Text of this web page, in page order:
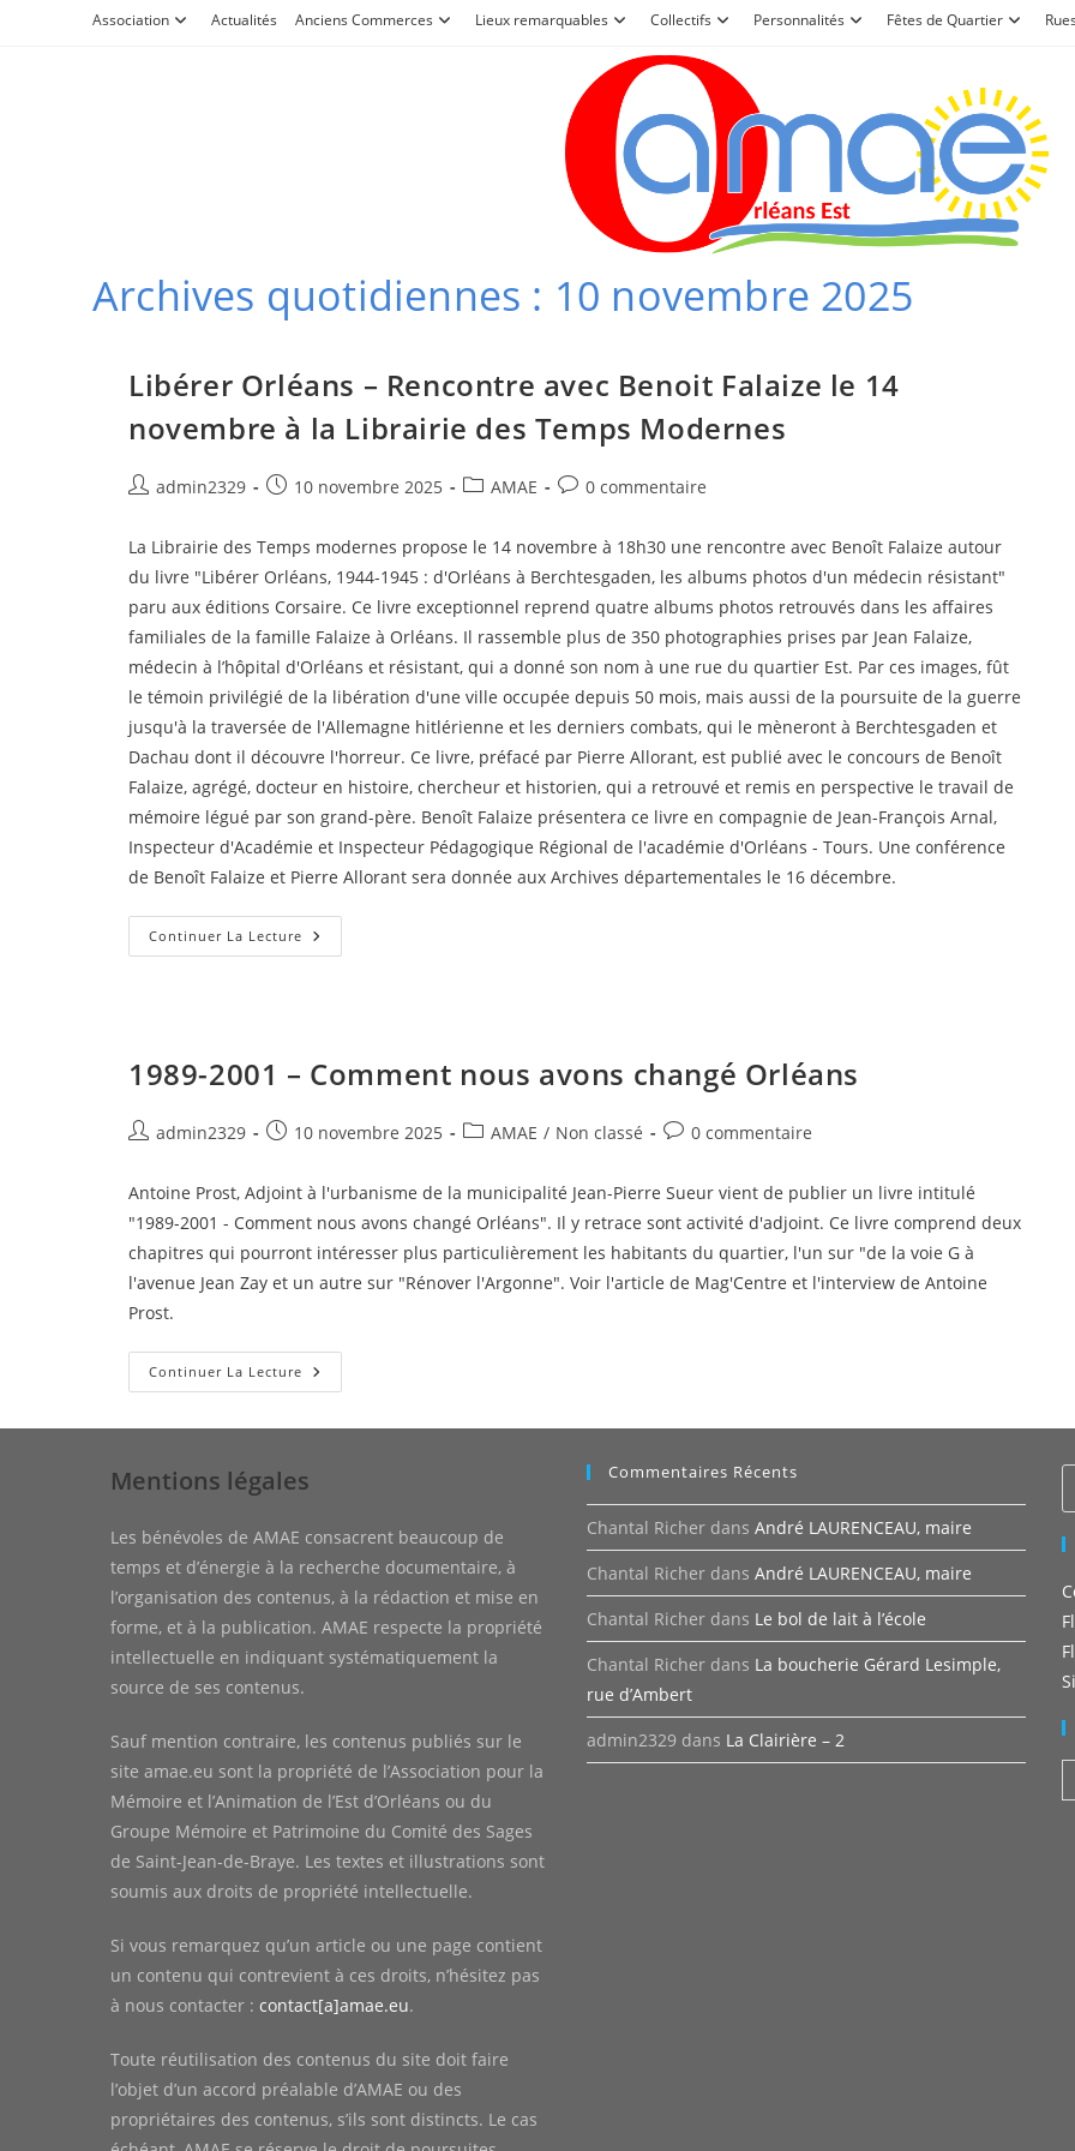
Association Actualités Anciens Commerces Lieux remarquables Collectifs Personnalités Fêtes de Quartier Rues
Archives quotidiennes : 10 novembre 2025
Libérer Orléans – Rencontre avec Benoit Falaize le 14
novembre à la Librairie des Temps Modernes
Auteur/autrice
la
admin2329
Publication
10 novembre 2025
PostAMAE
Commentaires
0 commentaire
La Librairie des Temps modernes propose le 14 novembre à 18h30 une rencontre avec Benoît Falaize autour
du livre "Libérer Orléans, 1944-1945 : d'Orléans à Berchtesgaden, les albums photos d'un médecin résistant"
paru aux éditions Corsaire. Ce livre exceptionnel reprend quatre albums photos retrouvés dans les affaires
familiales de la famille Falaize à Orléans. Il rassemble plus de 350 photographies prises par Jean Falaize,
médecin à l’hôpital d'Orléans et résistant, qui a donné son nom à une rue du quartier Est. Par ces images, fût
le témoin privilégié de la libération d'une ville occupée depuis 50 mois, mais aussi de la poursuite de la guerre
jusqu'à la traversée de l'Allemagne hitlérienne et les derniers combats, qui le mèneront à Berchtesgaden et
Dachau dont il découvre l'horreur. Ce livre, préfacé par Pierre Allorant, est publié avec le concours de Benoît
Falaize, agrégé, docteur en histoire, chercheur et historien, qui a retrouvé et remis en perspective le travail de
mémoire légué par son grand-père. Benoît Falaize présentera ce livre en compagnie de Jean-François Arnal,
Inspecteur d'Académie et Inspecteur Pédagogique Régional de l'académie d'Orléans - Tours. Une conférence
de Benoît Falaize et Pierre Allorant sera donnée aux Archives départementales le 16 décembre.
Continuer La Lecture Libérer
Orléans
14
Novembre
Librairie
Modernes
1989-2001 – Comment nous avons changé Orléans
Auteur/autrice
la
admin2329
Publication
10 novembre 2025
PostAMAE / Non classé
Commentaires
la
0 commentaire
Antoine Prost, Adjoint à l'urbanisme de la municipalité Jean-Pierre Sueur vient de publier un livre intitulé
"1989-2001 - Comment nous avons changé Orléans". Il y retrace sont activité d'adjoint. Ce livre comprend deux
chapitres qui pourront intéresser plus particulièrement les habitants du quartier, l'un sur "de la voie G à
l'avenue Jean Zay et un autre sur "Rénover l'Argonne". Voir l'article de Mag'Centre et l'interview de Antoine
Prost.
Continuer La Lecture 1989-
2001
Changé
Orléans
Mentions légales
Les bénévoles de AMAE consacrent beaucoup de
temps et d’énergie à la recherche documentaire, à
l’organisation des contenus, à la rédaction et mise en
forme, et à la publication. AMAE respecte la propriété
intellectuelle en indiquant systématiquement la
source de ses contenus.
Sauf mention contraire, les contenus publiés sur le
site amae.eu sont la propriété de l’Association pour la
Mémoire et l’Animation de l’Est d’Orléans ou du
Groupe Mémoire et Patrimoine du Comité des Sages
de Saint-Jean-de-Braye. Les textes et illustrations sont
soumis aux droits de propriété intellectuelle.
Si vous remarquez qu’un article ou une page contient
un contenu qui contrevient à ces droits, n’hésitez pas
à nous contacter : contact[a]amae.eu.
Toute réutilisation des contenus du site doit faire
l’objet d’un accord préalable d’AMAE ou des
propriétaires des contenus, s’ils sont distincts. Le cas
Commentaires Récents
Chantal Richerdans André LAURENCEAU, maire
Chantal Richerdans André LAURENCEAU, maire
Chantal Richerdans Le bol de lait à l’école
Chantal Richerdans La boucherie Gérard Lesimple,
rue d’Ambert
admin2329 dans La Clairière – 2